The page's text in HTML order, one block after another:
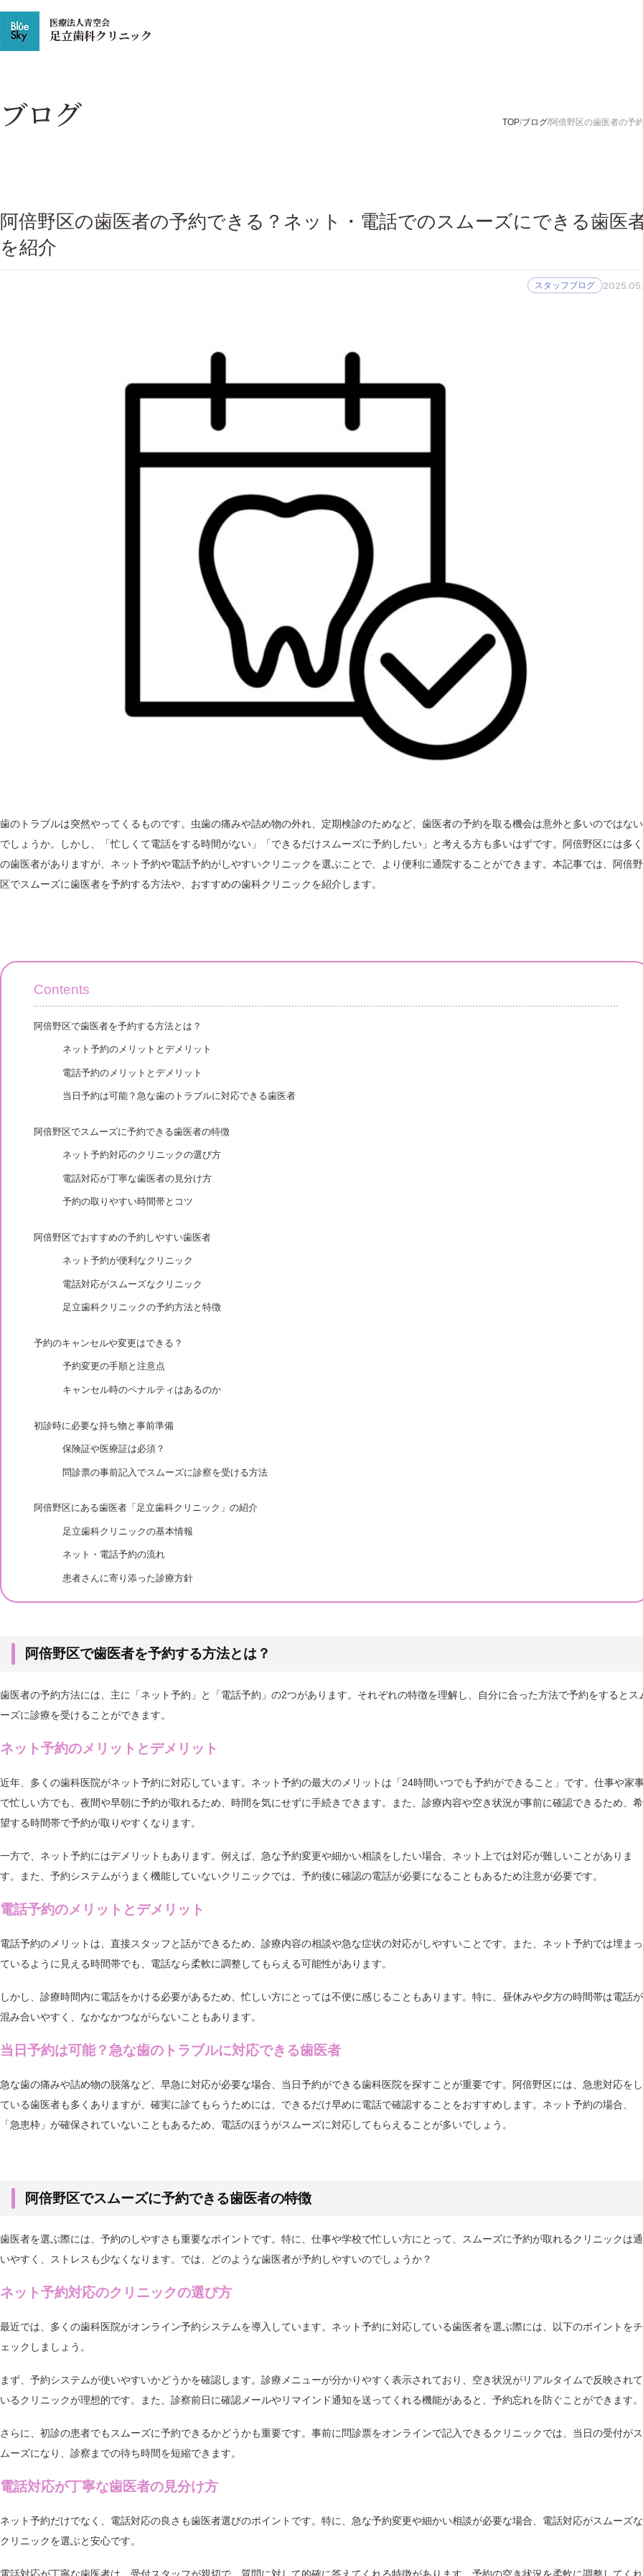
医療法人青空会
足立歯科クリニック
ブログ TOP ブログ 阿倍野区の歯医者の予
阿倍野区の歯医者の予約できる？ネット・電話でのスムーズにできる歯医
を紹介
スタッフブログ
歯のトラブルは突然やってくるものです。虫歯の痛みや詰め物の外れ、定期検診のためなど、歯医者の予約を取る機会は意外と多いのではない
でしょうか。しかし、「忙しくて電話をする時間がない」「できるだけスムーズに予約したい」と考える方も多いはずです。阿倍野区には多く
の歯医者がありますが、ネット予約や電話予約がしやすいクリニックを選ぶことで、より便利に通院することができます。本記事では、阿倍野
区でスムーズに歯医者を予約する方法や、おすすめの歯科クリニックを紹介します。
Contents
阿倍野区で歯医者を予約する方法とは？
ネット予約のメリットとデメリット
電話予約のメリットとデメリット
当日予約は可能？急な歯のトラブルに対応できる歯医者
阿倍野区でスムーズに予約できる歯医者の特徴
ネット予約対応のクリニックの選び方
電話対応が丁寧な歯医者の見分け方
予約の取りやすい時間帯とコツ
阿倍野区でおすすめの予約しやすい歯医者
ネット予約が便利なクリニック
電話対応がスムーズなクリニック
足立歯科クリニックの予約方法と特徴
予約のキャンセルや変更はできる？
予約変更の手順と注意点
キャンセル時のペナルティはあるのか
初診時に必要な持ち物と事前準備
保険証や医療証は必須？
問診票の事前記入でスムーズに診察を受ける方法
阿倍野区にある歯医者「足立歯科クリニック」の紹介
足立歯科クリニックの基本情報
ネット・電話予約の流れ
患者さんに寄り添った診療方針
阿倍野区で歯医者を予約する方法とは？
歯医者の予約方法には、主に「ネット予約」と「電話予約」の2つがあります。それぞれの特徴を理解し、自分に合った方法で予約をするとス
ーズに診療を受けることができます。
ネット予約のメリットとデメリット
近年、多くの歯科医院がネット予約に対応しています。ネット予約の最大のメリットは「24時間いつでも予約ができること」です。仕事や家
で忙しい方でも、夜間や早朝に予約が取れるため、時間を気にせずに手続きできます。また、診療内容や空き状況が事前に確認できるため、希
望する時間帯で予約が取りやすくなります。
一方で、ネット予約にはデメリットもあります。例えば、急な予約変更や細かい相談をしたい場合、ネット上では対応が難しいことがありま
す。また、予約システムがうまく機能していないクリニックでは、予約後に確認の電話が必要になることもあるため注意が必要です。
電話予約のメリットとデメリット
電話予約のメリットは、直接スタッフと話ができるため、診療内容の相談や急な症状の対応がしやすいことです。また、ネット予約では埋まっ
ているように見える時間帯でも、電話なら柔軟に調整してもらえる可能性があります。
しかし、診療時間内に電話をかける必要があるため、忙しい方にとっては不便に感じることもあります。特に、昼休みや夕方の時間帯は電話が
混み合いやすく、なかなかつながらないこともあります。
当日予約は可能？急な歯のトラブルに対応できる歯医者
急な歯の痛みや詰め物の脱落など、早急に対応が必要な場合、当日予約ができる歯科医院を探すことが重要です。阿倍野区には、急患対応をし
ている歯医者も多くありますが、確実に診てもらうためには、できるだけ早めに電話で確認することをおすすめします。ネット予約の場合、
「急患枠」が確保されていないこともあるため、電話のほうがスムーズに対応してもらえることが多いでしょう。
阿倍野区でスムーズに予約できる歯医者の特徴
歯医者を選ぶ際には、予約のしやすさも重要なポイントです。特に、仕事や学校で忙しい方にとって、スムーズに予約が取れるクリニックは通
いやすく、ストレスも少なくなります。では、どのような歯医者が予約しやすいのでしょうか？
ネット予約対応のクリニックの選び方
最近では、多くの歯科医院がオンライン予約システムを導入しています。ネット予約に対応している歯医者を選ぶ際には、以下のポイントをチ
ェックしましょう。
まず、予約システムが使いやすいかどうかを確認します。診療メニューが分かりやすく表示されており、空き状況がリアルタイムで反映されて
いるクリニックが理想的です。また、診察前日に確認メールやリマインド通知を送ってくれる機能があると、予約忘れを防ぐことができます。
さらに、初診の患者でもスムーズに予約できるかどうかも重要です。事前に問診票をオンラインで記入できるクリニックでは、当日の受付がス
ムーズになり、診察までの待ち時間を短縮できます。
電話対応が丁寧な歯医者の見分け方
ネット予約だけでなく、電話対応の良さも歯医者選びのポイントです。特に、急な予約変更や細かい相談が必要な場合、電話対応がスムーズな
クリニックを選ぶと安心です。